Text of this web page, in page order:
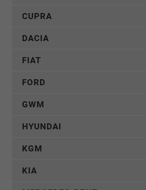
CUPRA
DACIA
FIAT
FORD
GWM
HYUNDAI
KGM
KIA